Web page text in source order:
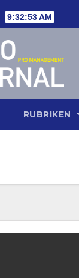
9:32:54 AM
RUBRIKEN